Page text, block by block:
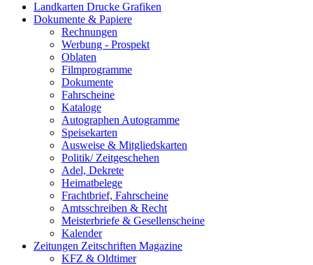
Landkarten Drucke Grafiken
Dokumente & Papiere
Rechnungen
Werbung - Prospekt
Oblaten
Filmprogramme
Dokumente
Fahrscheine
Kataloge
Autographen Autogramme
Speisekarten
Ausweise & Mitgliedskarten
Politik/ Zeitgeschehen
Adel, Dekrete
Heimatbelege
Frachtbrief, Fahrscheine
Amtsschreiben & Recht
Meisterbriefe & Gesellenscheine
Kalender
Zeitungen Zeitschriften Magazine
KFZ & Oldtimer